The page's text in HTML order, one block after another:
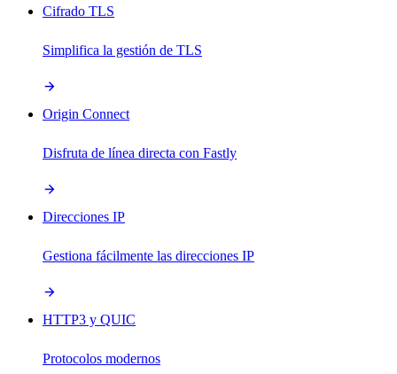
Cifrado TLS
Simplifica la gestión de TLS
Origin Connect
Disfruta de línea directa con Fastly
Direcciones IP
Gestiona fácilmente las direcciones IP
HTTP3 y QUIC
Protocolos modernos